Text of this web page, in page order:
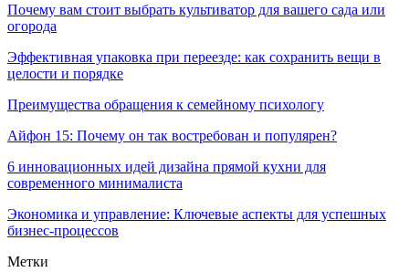
Почему вам стоит выбрать культиватор для вашего сада или
огорода
Эффективная упаковка при переезде: как сохранить вещи в
целости и порядке
Преимущества обращения к семейному психологу
Айфон 15: Почему он так востребован и популярен?
6 инновационных идей дизайна прямой кухни для
современного минималиста
Экономика и управление: Ключевые аспекты для успешных
бизнес-процессов
Метки